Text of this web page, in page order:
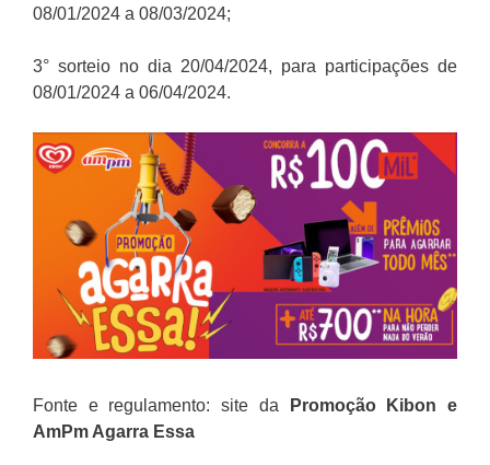
08/01/2024 a 08/03/2024;
3° sorteio no dia 20/04/2024, para participações de
08/01/2024 a 06/04/2024.
Fonte e regulamento: site da
Promoção Kibon e
AmPm Agarra Essa